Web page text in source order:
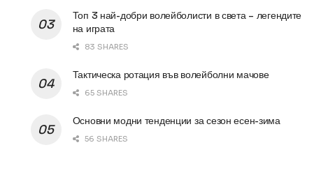
Топ 3 най-добри волейболисти в света – легендите
на играта
83 SHARES
Тактическа ротация във волейболни мачове
65 SHARES
Основни модни тенденции за сезон есен-зима
56 SHARES